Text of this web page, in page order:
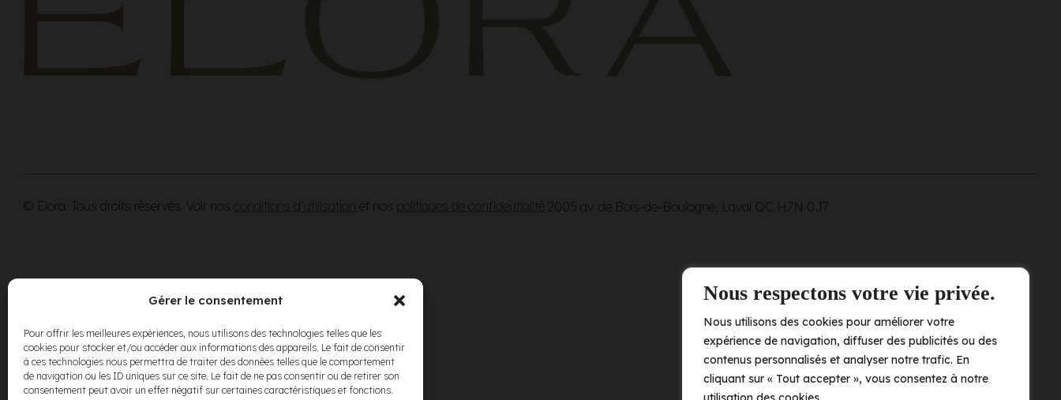
Nous respectons votre vie privée.
Nous utilisons des cookies pour améliorer votre
expérience de navigation, diffuser des publicités ou des
contenus personnalisés et analyser notre trafic. En
cliquant sur « Tout accepter », vous consentez à notre
Gérer le consentement
Pour offrir les meilleures expériences, nous utilisons des technologies telles que les
cookies pour stocker et/ou accéder aux informations des appareils. Le fait de consentir
à ces technologies nous permettra de traiter des données telles que le comportement
de navigation ou les ID uniques sur ce site. Le fait de ne pas consentir ou de retirer son
consentement peut avoir un effet négatif sur certaines caractéristiques et fonctions.
© Elora. Tous droits réservés. Voir nos conditions d’utilisation et nos politiques de confidentialité 2005 av. de Bois-de-Boulogne, Laval QC H7N 0J7